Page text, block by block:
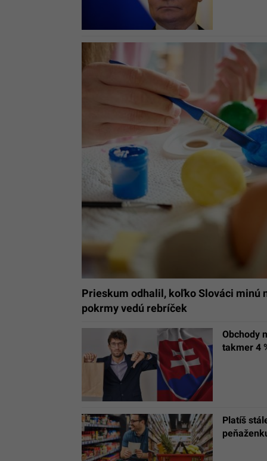
Prieskum odhalil, koľko Slováci minú
pokrmy vedú rebríček
Obchody
takmer 4
Platíš